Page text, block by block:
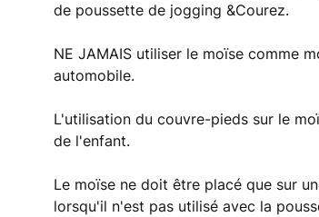
de poussette de jogging &Courez.
NE JAMAIS utiliser le moïse comme
automobile.
L'utilisation du couvre-pieds sur le
de l'enfant.
Le moïse ne doit être placé que sur
lorsqu'il n'est pas utilisé avec la